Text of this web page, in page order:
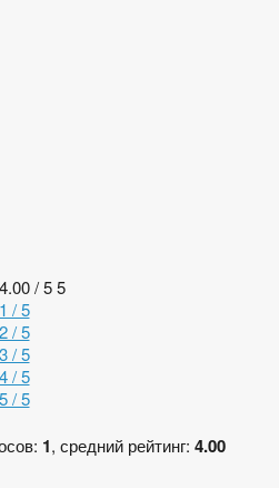
4.00 / 5 5
1 / 5
2 / 5
3 / 5
4 / 5
5 / 5
1, средний рейтинг: 4.00